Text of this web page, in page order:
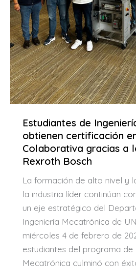
Estudiantes de
obtienen certificación
Colaborativa gracias a
Rexroth Bosch
La formación de alto nivel y
la industria líder continúan
un eje estratégico del
Ingeniería Mecatrónica de
miércoles 4 de febrero de
estudiantes del programa de
Mecatrónica culminó con